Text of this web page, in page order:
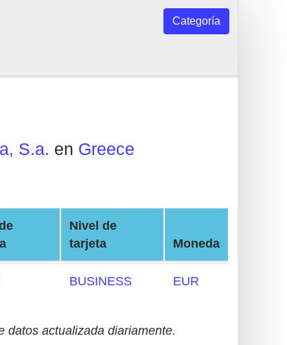
Categoría
S.a. en Greece
Nivel de
tarjeta
Moneda
BUSINESS EUR
datos actualizada diariamente.